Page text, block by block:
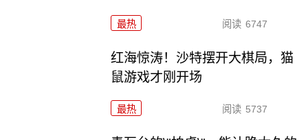
最热 阅读 6747
红海惊涛！沙特摆开大棋局，猫
鼠游戏才刚开场
最热 阅读 5737